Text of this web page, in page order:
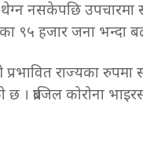
नसकेपछि उपचारमा
९५ हजार जना भन्दा
राज्यका
ब्राजिल कोरोना